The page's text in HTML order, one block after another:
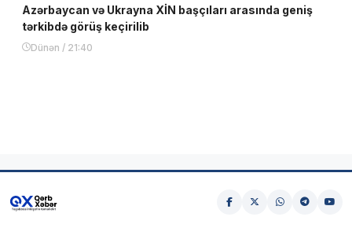
Azərbaycan və Ukrayna XİN başçıları arasında geniş
tərkibdə görüş keçirilib
Dünən / 21:40